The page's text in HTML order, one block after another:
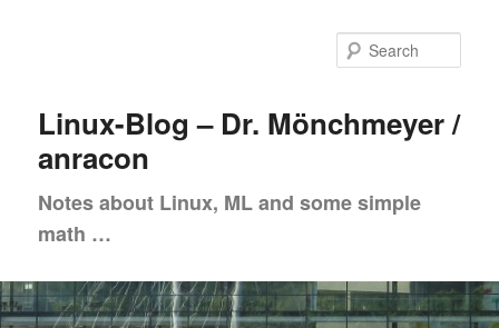
contentLinux-Blog – Dr. Mönchmeyer /
anracon
Notes about Linux, ML and some simple
math …